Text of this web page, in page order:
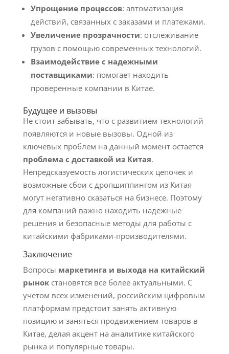
Упрощение процессов: автоматизация
действий, связанных с заказами и платежами.
Увеличение прозрачности: отслеживание
грузов с помощью современных технологий.
Взаимодействие с надежными
поставщиками: помогает находить
проверенные компании в Китае.
Будущее и вызовы
Не стоит забывать, что с развитием технологий
появляются и новые вызовы. Одной из
ключевых проблем на данный момент остается
проблема с доставкой из Китая.
Непредсказуемость логистических цепочек и
возможные сбои с дропшиппингом из Китая
могут негативно сказаться на бизнесе. Поэтому
для компаний важно находить надежные
решения и безопасные методы для работы с
китайскими фабриками-производителями.
Заключение
Вопросы маркетинга и выхода на китайский
рынокстановятся все более актуальными. С
учетом всех изменений, российским цифровым
платформам предстоит занять активную
позицию и заняться продвижением товаров в
Китае, делая акцент на аналитике китайского
рынка и популярные товары.